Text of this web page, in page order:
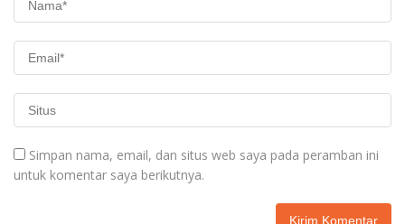
Simpan nama, email, dan situs web saya pada peramban ini
untuk komentar saya berikutnya.